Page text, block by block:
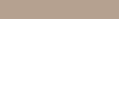
direct